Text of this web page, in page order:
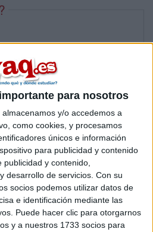
para nosotros
almacenamos y/o accedemos a
como cookies, y procesamos
únicos e información
para publicidad y contenido
y contenido,
desarrollo de servicios. Con su
socios podemos utilizar datos de
e identificación mediante las
Puede hacer clic para otorgarnos
y a nuestros 1733 socios para
bachillerato o FP?